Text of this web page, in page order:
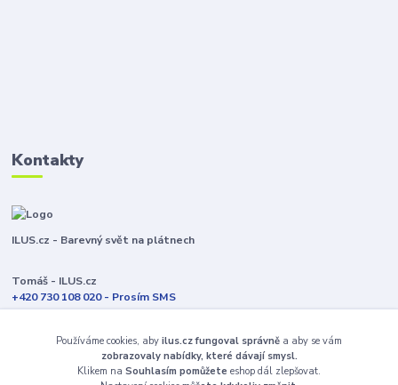
Kontakty
ILUS.cz - Barevný svět na plátnech
Tomáš - ILUS.cz
+420 730 108 020 - Prosím SMS
Jsme většinu času ve výrobě
info@ilus.cz
Používáme cookies, aby ilus.cz fungoval správně a aby se vám
zobrazovaly nabídky, které dávají smysl.
Klikem na Souhlasím pomůžete eshop dál zlepšovat.